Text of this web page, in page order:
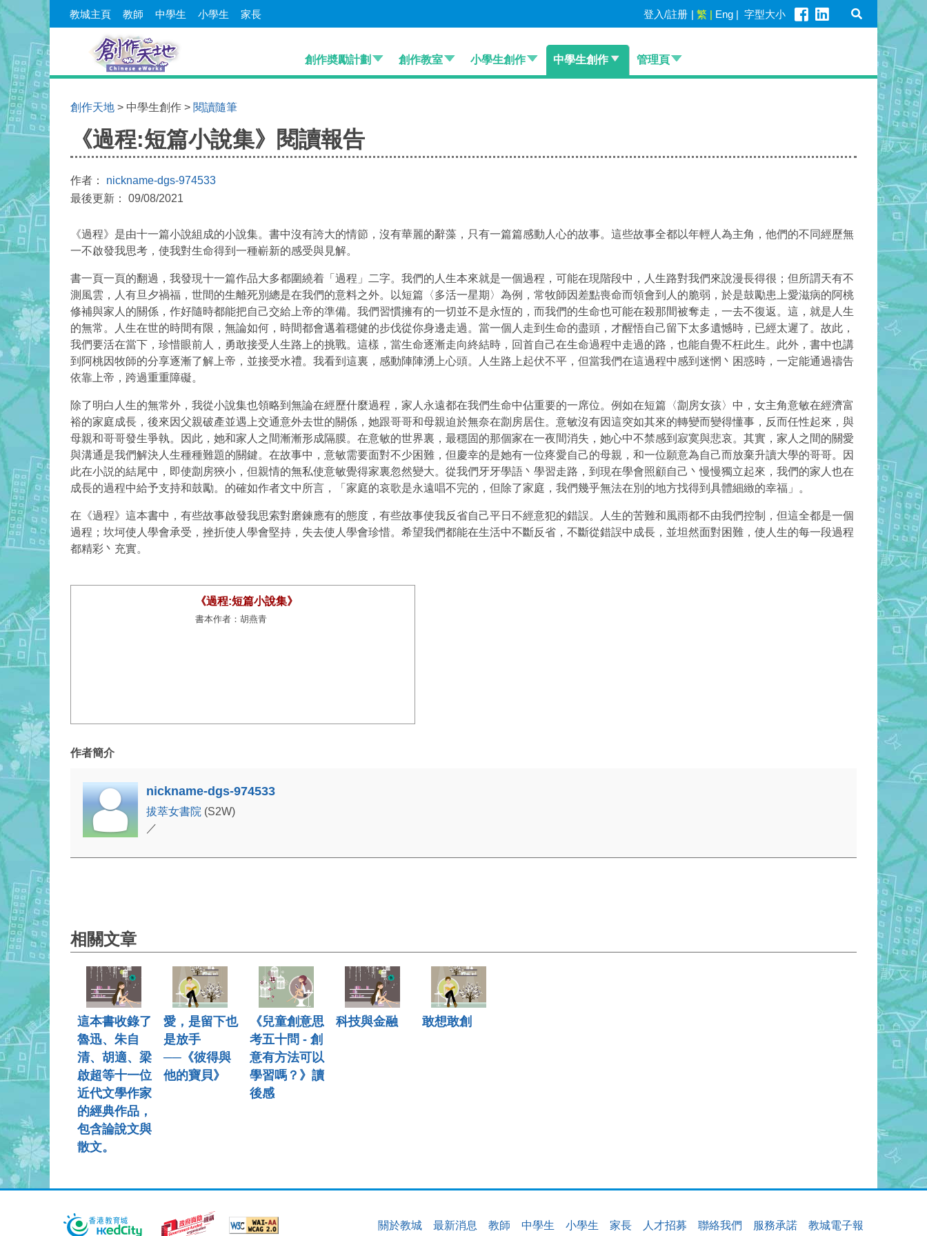
教城主頁 教師 中學生 小學生 家長 登入/註册 | 繁 | Eng | 字型大小
創作奬勵計劃 創作教室 小學生創作 中學生創作 管理頁
創作天地 > 中學生創作 > 閱讀隨筆
《過程:短篇小說集》閱讀報告
作者： nickname-dgs-974533
最後更新： 09/08/2021
《過程》是由十一篇小說組成的小說集。書中沒有誇大的情節，沒有華麗的辭藻，只有一篇篇感動人心的故事。這些故事全都以年輕人為主角，他們的不同經歷無
一不啟發我思考，使我對生命得到一種嶄新的感受與見解。
書一頁一頁的翻過，我發現十一篇作品大多都圍繞着「過程」二字。我們的人生本來就是一個過程，可能在現階段中，人生路對我們來說漫長得很；但所謂天有不
測風雲，人有旦夕禍福，世間的生離死別總是在我們的意料之外。以短篇〈多活一星期〉為例，常牧師因差點喪命而領會到人的脆弱，於是鼓勵患上愛滋病的阿桃
修補與家人的關係，作好隨時都能把自己交給上帝的準備。我們習慣擁有的一切並不是永恆的，而我們的生命也可能在殺那間被奪走，一去不復返。這，就是人生
的無常。
人生在世的時間有限，無論如何，時間都會邁着穩健的步伐從你身邊走過。當一個人走到生命的盡頭，才醒悟自己留下太多遺憾時，已經太遲了。故此，
我們要活在當下，珍惜眼前人，勇敢接受人生路上的挑戰。這樣，當生命逐漸走向終結時，回首自己在生命過程中走過的路，也能自覺不枉此生。此外，書中也講
到阿桃因牧師的分享逐漸了解上帝，並接受水禮。我看到這裏，感動陣陣湧上心頭。人生路上起伏不平，但當我們在這過程中感到迷惘丶困惑時，一定能通過禱告
依靠上帝，跨過重重障礙。
除了明白人生的無常外，我從小說集也領略到無論在經歷什麼過程，家人永遠都在我們生命中佔重要的一席位。例如在短篇〈劏房女孩〉中，女主角意敏在經濟富
裕的家庭成長，後來因父親破產並遇上交通意外去世的關係，她跟哥哥和母親迫於無奈在劏房居住。意敏沒有因這突如其來的轉變而變得懂事，反而任性起來，與
母親和哥哥發生爭執。因此，她和家人之間漸漸形成隔膜。在意敏的世界裏，最穩固的那個家在一夜間消失，她心中不禁感到寂寞與悲哀。其實，家人之間的關愛
與溝通是我們解決人生種種難題的關鍵。在故事中，意敏需要面對不少困難，但慶幸的是她有一位疼愛自己的母親，和一位願意為自己而放棄升讀大學的哥哥。因
此在小説的結尾中，即使劏房狹小，但親情的無私使意敏覺得家裏忽然變大。從我們牙牙學語丶學習走路，到現在學會照顧自己丶慢慢獨立起來，我們的家人也在
成長的過程中給予支持和鼓勵。的確如作者文中所言，「家庭的哀歌是永遠唱不完的，但除了家庭，我們幾乎無法在別的地方找得到具體細緻的幸福」。
在《過程》這本書中，有些故事啟發我思索對磨鍊應有的態度，有些故事使我反省自己平日不經意犯的錯誤。人生的苦難和風雨都不由我們控制，但這全都是一個
過程；坎坷使人學會承受，挫折使人學會堅持，失去使人學會珍惜。希望我們都能在生活中不斷反省，不斷從錯誤中成長，並坦然面對困難，使人生的每一段過程
都精彩丶充實。
《過程:短篇小說集》
書本作者：胡燕青
作者簡介
nickname-dgs-974533
拔萃女書院 (S2W)
／
相關文章
這本書收錄了
魯迅、朱自
清、胡適、梁
啟超等十一位
近代文學作家
的經典作品，
包含論說文與
散文。
愛，是留下也
是放手
──《彼得與
他的寶貝》
《兒童創意思
考五十問 - 創
意有方法可以
學習嗎？》讀
後感
科技與金融 敢想敢創
關於教城 最新消息 教師 中學生 小學生 家長 人才招募 聯絡我們 服務承諾 教城電子報